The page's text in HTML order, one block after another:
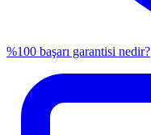
%100 başarı garantisi nedir?